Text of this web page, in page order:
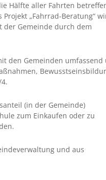
Hälfte aller Fahrten
„Fahrrad-Beratung“
der Gemeinde durch dem
den Gemeinden umfassend
(in der Gemeinde)
zum Einkaufen oder zu
und aus